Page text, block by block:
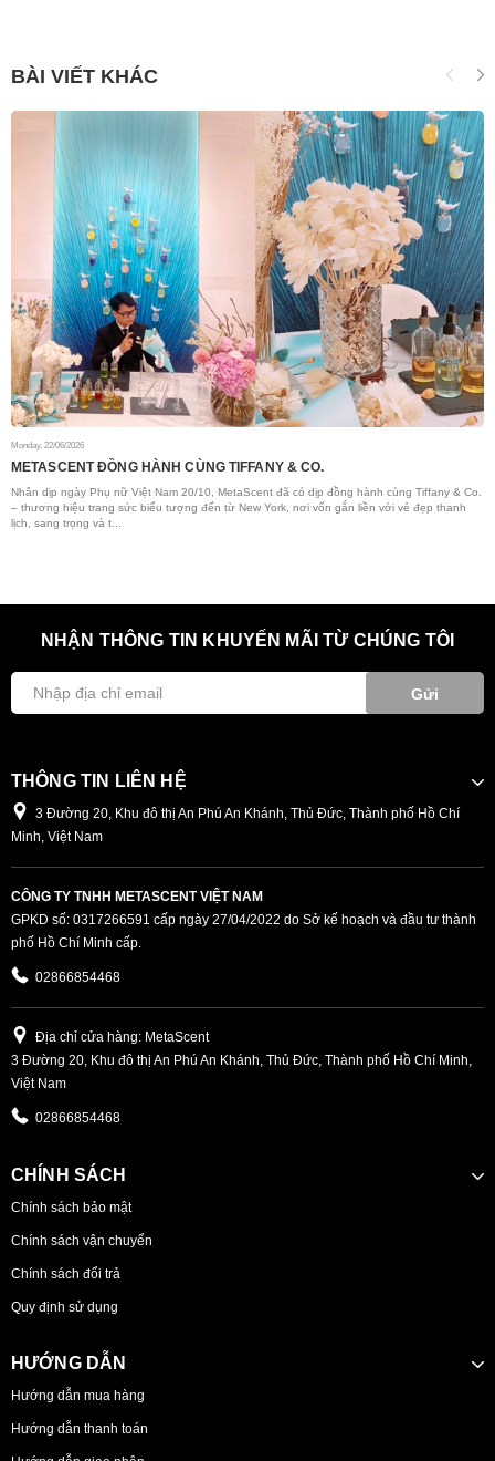
BÀI VIẾT KHÁC
Monday, 22/06/2026
METASCENT ĐỒNG HÀNH CÙNG TIFFANY & CO.
Nhân dịp ngày Phụ nữ Việt Nam 20/10, MetaScent đã có dịp đồng hành cùng Tiffany & Co.
– thương hiệu trang sức biểu tượng đến từ New York, nơi vốn gắn liền với vẻ đẹp thanh
lịch, sang trọng và t...
NHẬN THÔNG TIN KHUYẾN MÃI TỪ CHÚNG TÔI
Gửi
THÔNG TIN LIÊN HỆ
3 Đường 20, Khu đô thị An Phú An Khánh, Thủ Đức, Thành phố Hồ Chí
Minh, Việt Nam
CÔNG TY TNHH METASCENT VIỆT NAM
GPKD số: 0317266591 cấp ngày 27/04/2022 do Sở kế hoạch và đầu tư thành
phố Hồ Chí Minh cấp.
02866854468
Địa chỉ cửa hàng: MetaScent
3 Đường 20, Khu đô thị An Phú An Khánh, Thủ Đức, Thành phố Hồ Chí Minh,
Việt Nam
02866854468
CHÍNH SÁCH
Chính sách bảo mật
Chính sách vận chuyển
Chính sách đổi trả
Quy định sử dụng
HƯỚNG DẪN
Hướng dẫn mua hàng
Hướng dẫn thanh toán